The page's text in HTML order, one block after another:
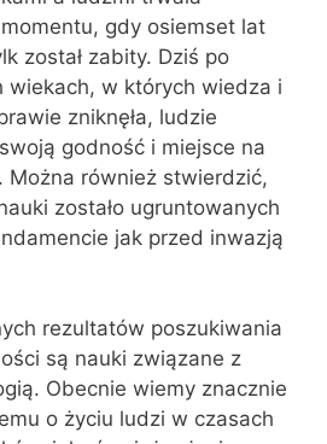
gdy osiemset lat
został zabity. Dziś po
wiekach, w których wiedza i
zniknęła, ludzie
godność i miejsce na
Można również stwierdzić,
zostało ugruntowanych
jak przed inwazją
rezultatów poszukiwania
są nauki związane z
Obecnie wiemy znacznie
o życiu ludzi w czasach